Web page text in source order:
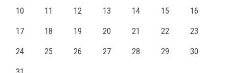
10 11 12 13 14 15 16
17 18 19 20 21 22 23
24 25 26 27 28 29 30